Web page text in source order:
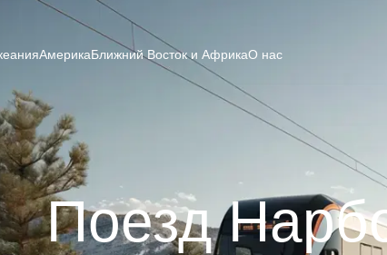
АмерикаБлижний Восток и АфрикаО нас
Поезд